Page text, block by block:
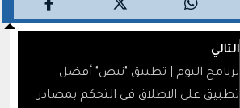
التالي
برنامج اليوم | تطبيق "نبض" أفضل
تطبيق علي الاطلاق في التحكم بمصادر